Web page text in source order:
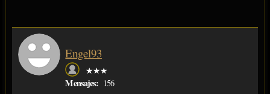
Engel93
★★★
Mensajes: 156